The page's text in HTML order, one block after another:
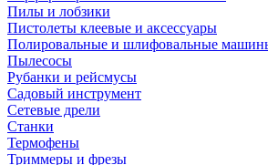
Пилы и лобзики
Пистолеты клеевые и аксессуары
Полировальные и шлифовальные
Пылесосы
Рубанки и рейсмусы
Садовый инструмент
Сетевые дрели
Станки
Термофены
Триммеры и фрезы